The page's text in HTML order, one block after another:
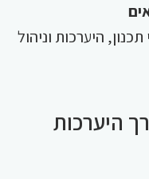
היערכות וניהול
היערכות